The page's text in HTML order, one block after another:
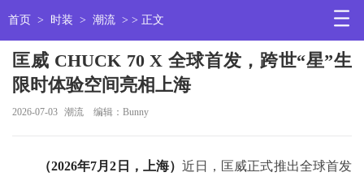
首页 > 时装 > 潮流 > > 正文
匡威 CHUCK 70 X 全球首发，跨世“星”生
限时体验空间亮相上海
2026-07-03 潮流 编辑：Bunny
（2026年7月2日，上海） 近日，匡威正式推出全球首发